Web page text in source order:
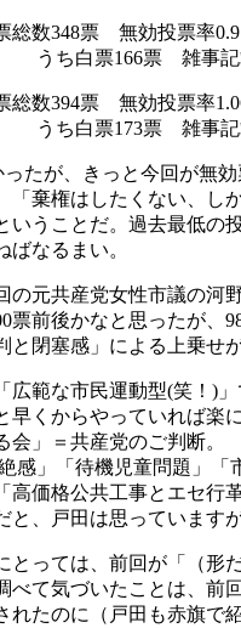
総数348票 無効投票率
票 雑事記載
総数394票 無効投票率
票 雑事記載
たが、きっと今回が無
棄権はしたくない、し
うことだ。過去最低の
なるまい。
の元共産党女性市議の河
前後かなと思ったが、
閉塞感」による上乗せ
範な市民運動型(笑！)
くからやっていれば楽
」＝共産党のご判断。
」「待機児童問題」「
価格公共工事とエセ行
、戸田は思っています
とっては、前回が「（形
て気づいたことは、前
たのに（戸田も赤旗で